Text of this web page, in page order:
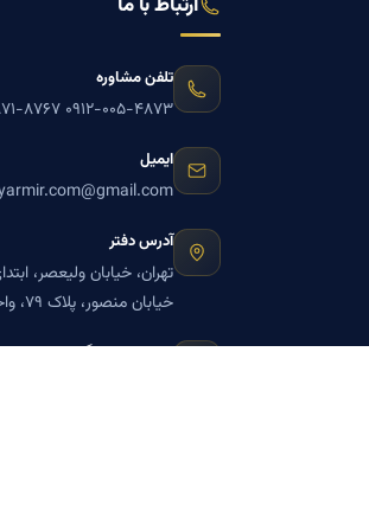
تلفن مشاوره
۰۹۱۲-۰۰۵-۴۸۷۳ ۰۹۱۹-
ایمیل
آدرس دفتر
تهران، خیابان ولیعصر،
خیابان منصور، پلاک ۷۹، واحد ۳
ساعات پاسخگویی